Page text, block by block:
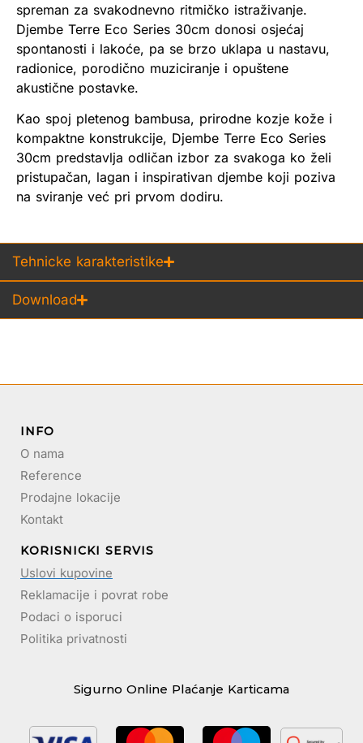
spreman za svakodnevno ritmičko istraživanje.
Djembe Terre Eco Series 30cm donosi osjećaj
spontanosti i lakoće, pa se brzo uklapa u nastavu,
radionice, porodično muziciranje i opuštene
akustične postavke.
Kao spoj pletenog bambusa, prirodne kozje kože i
kompaktne konstrukcije, Djembe Terre Eco Series
30cm predstavlja odličan izbor za svakoga ko želi
pristupačan, lagan i inspirativan djembe koji poziva
na sviranje već pri prvom dodiru.
Tehnicke karakteristike
Download
INFO
O nama
Reference
Prodajne lokacije
Kontakt
KORISNICKI SERVIS
Uslovi kupovine
Reklamacije i povrat robe
Podaci o isporuci
Politika privatnosti
Sigurno Online Plaćanje Karticama